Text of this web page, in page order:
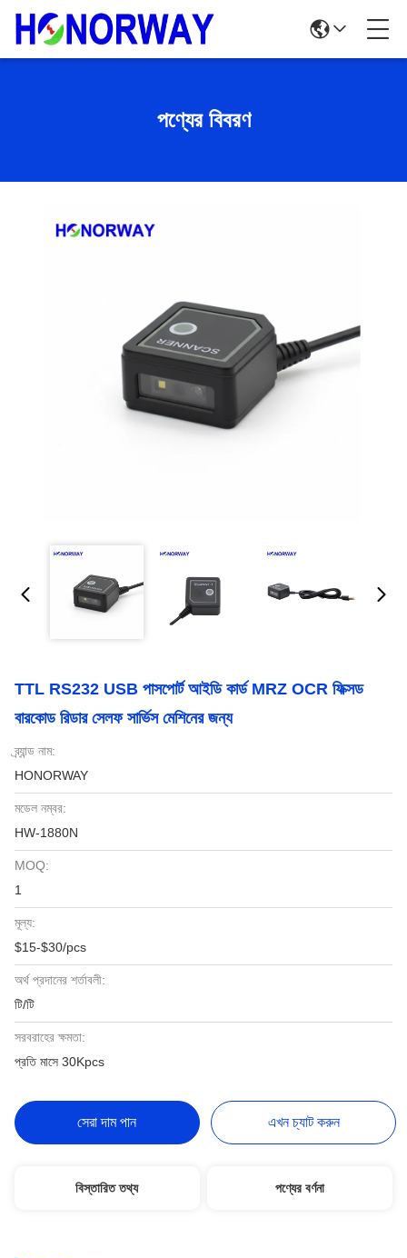
পণ্যের বিবরণ
TTL RS232 USB পাসপোর্ট আইডি কার্ড MRZ OCR ফিক্সড
বারকোড রিডার সেলফ সার্ভিস মেশিনের জন্য
ব্র্যান্ড নাম:
HONORWAY
মডেল নম্বর:
HW-1880N
MOQ:
1
মূল্য:
$15-$30/pcs
অর্থ প্রদানের শর্তাবলী:
টি/টি
সরবরাহের ক্ষমতা:
প্রতি মাসে 30Kpcs
সেরা দাম পান এখন চ্যাট করুন
বিস্তারিত তথ্য পণ্যের বর্ণনা